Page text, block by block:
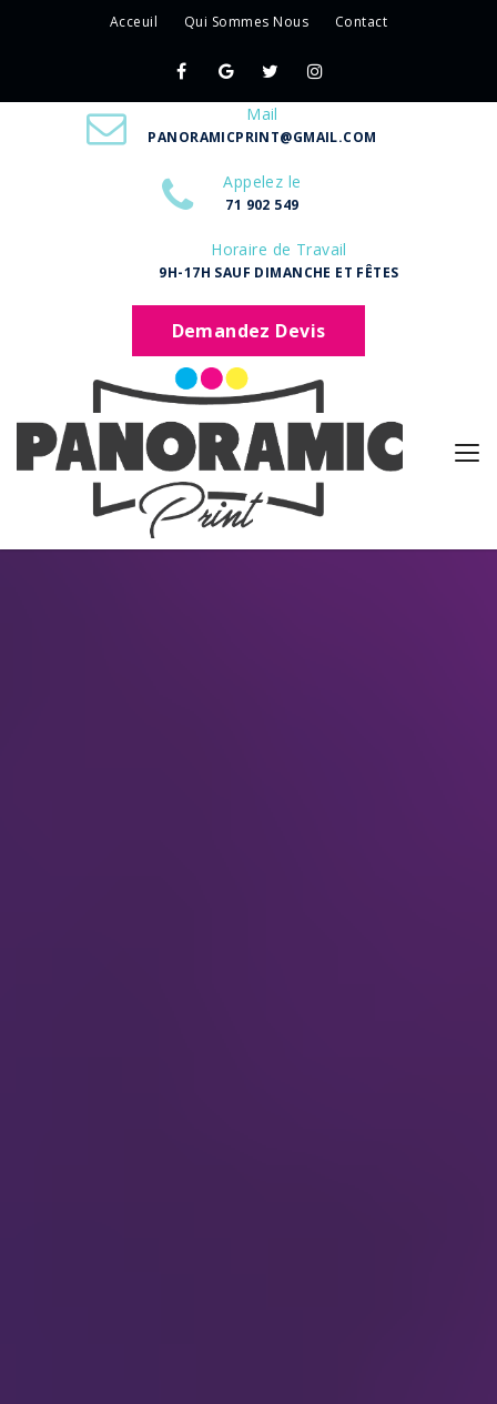
Acceuil Qui Sommes Nous Contact
Mail
PANORAMICPRINT@GMAIL.COM
Appelez le
71 902 549
Horaire de Travail
9H-17H SAUF DIMANCHE ET FÊTES
Demandez Devis